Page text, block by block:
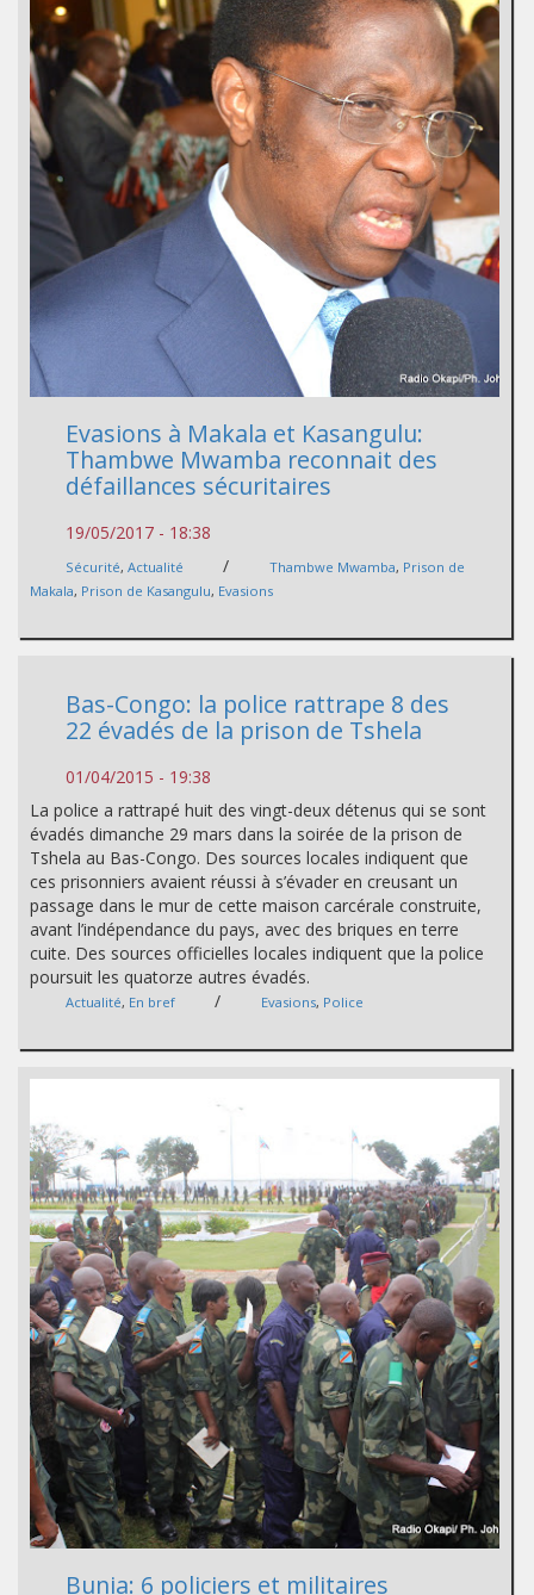
Evasions à Makala et Kasangulu:
Thambwe Mwamba reconnait des
défaillances sécuritaires
19/05/2017 - 18:38
Sécurité, Actualité / Thambwe Mwamba, Prison de
Makala, Prison de Kasangulu, Evasions
Bas-Congo: la police rattrape 8 des
22 évadés de la prison de Tshela
01/04/2015 - 19:38
La police a rattrapé huit des vingt-deux détenus qui se sont
évadés dimanche 29 mars dans la soirée de la prison de
Tshela au Bas-Congo. Des sources locales indiquent que
ces prisonniers avaient réussi à s’évader en creusant un
passage dans le mur de cette maison carcérale construite,
avant l’indépendance du pays, avec des briques en terre
cuite. Des sources officielles locales indiquent que la police
poursuit les quatorze autres évadés.
Actualité, En bref / Evasions, Police
Bunia: 6 policiers et militaires